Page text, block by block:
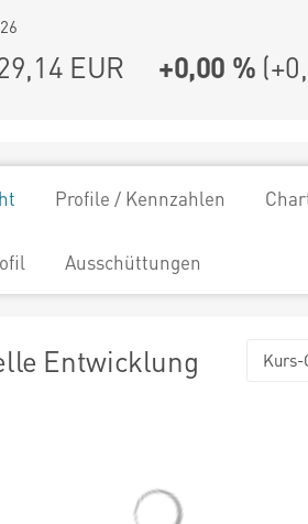
EUR +0,00 % (
Profile / Kennzahlen
Ausschüttungen
Entwicklung Kurs-